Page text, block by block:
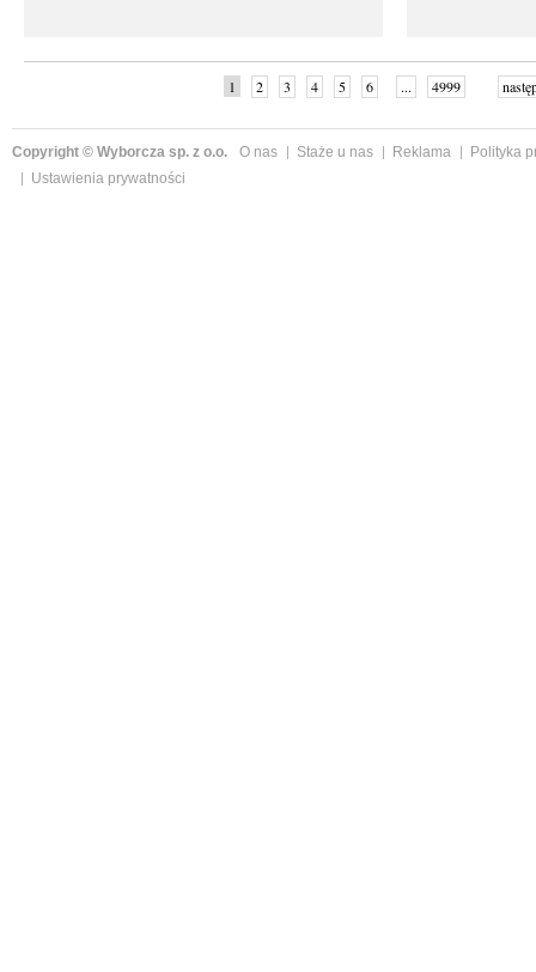
1 2 3 4 5 6 ... 4999
Copyright © Wyborcza sp. z o.o. O nas Staże u nas Reklama
Polityka
Ustawienia prywatności